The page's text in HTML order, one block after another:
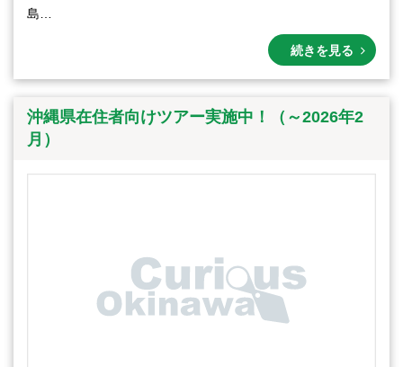
島…
続きを見る
沖縄県在住者向けツアー実施中！（～2026年2
月）